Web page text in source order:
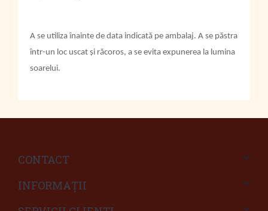
A se utiliza înainte de data indicată pe ambalaj. A se păstra
într-un loc uscat și răcoros, a se evita expunerea la lumina
soarelui.
CONTACT
INFORMAŢII